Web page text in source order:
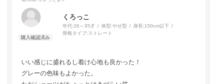
くろっこ
年代:26～35才 体型:やせ型 身長:150cm以下
骨格タイプ: ストレート
いい感じに盛れるし着け心地も良かった！
グレーの色味もよかった。